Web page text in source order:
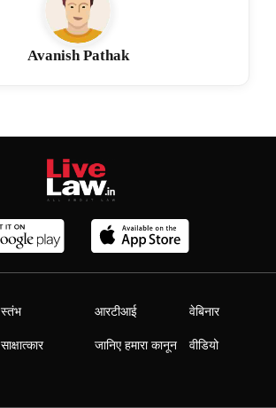
Avanish Pathak
स्तंभ
साक्षात्कार
आरटीआई
जानिए हमारा कानून
वेबिनार
वीडियो